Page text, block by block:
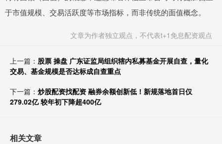
于市值规模、交易活跃度等市场指标，而非传统的面值概念。
文章为作者独立观点，不代表t+1免息配资观点
上一篇： 股票 操盘 广东证监局组织辖内私募基金开展自查，量化
交易、基金规模是否达标成自查重点
下一篇： 炒股配资找配资 融券余额创新低！新规落地首日仅
279.02亿 较年初下降超400亿
相关文章